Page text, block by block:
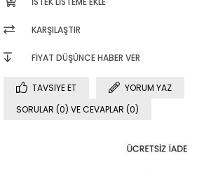
KARŞILAŞTIR
FIYAT DÜŞÜNCE HABER VER
TAVSIYE ET
YORUM YAZ
SORULAR (0) VE CEVAPLAR (0)